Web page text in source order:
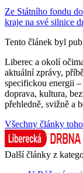
Ze Státního fondu
kraje na své silnice
Tento článek byl
Liberec a okolí
aktuální zprávy,
specifickou energii –
doprava, kultura,
přehledně, svižně a
Všechny články
Další články z